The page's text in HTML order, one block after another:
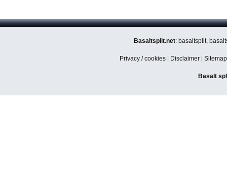
Basaltsplit.net: basaltsplit,
Privacy / cookies Disclaimer Sitemap
Basalt